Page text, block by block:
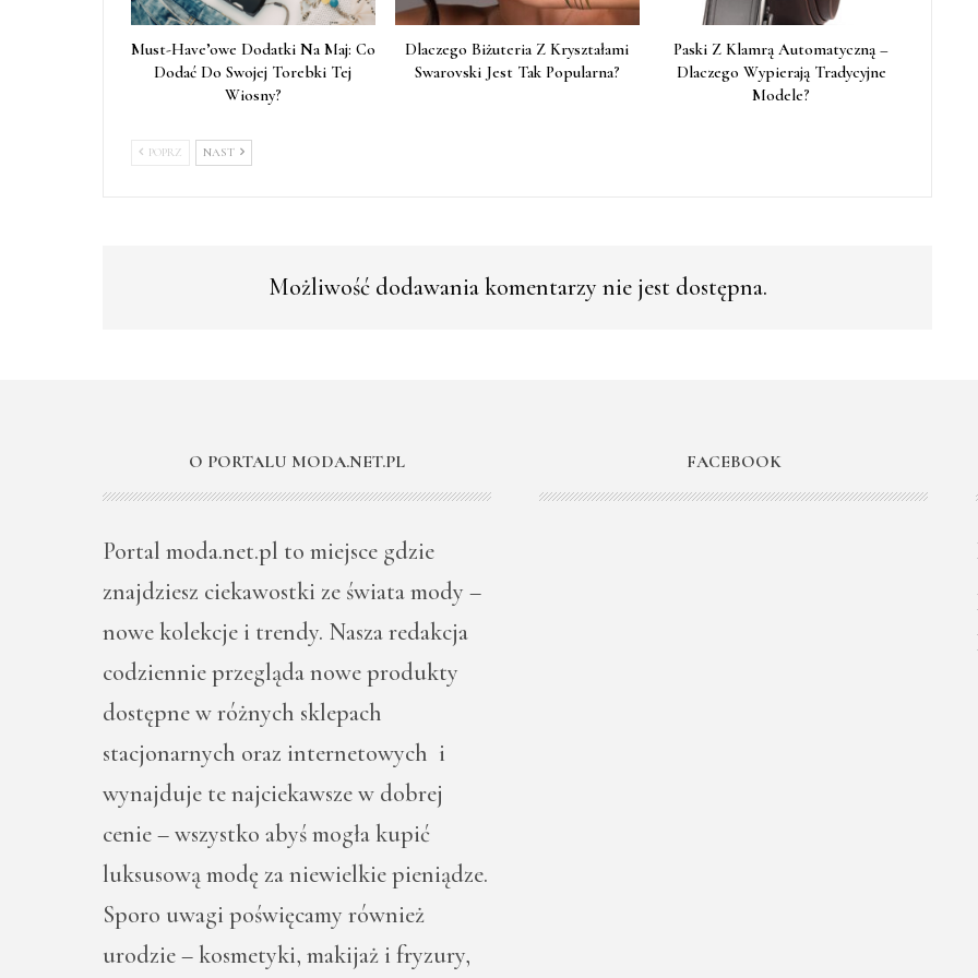
Must-Have’owe Dodatki Na Maj: Co
Dodać Do Swojej Torebki Tej
Wiosny?
Dlaczego Biżuteria Z Kryształami
Swarovski Jest Tak Popularna?
Paski Z Klamrą Automatyczną –
Dlaczego Wypierają Tradycyjne
Modele?
POPRZ NAST
Możliwość dodawania komentarzy nie jest dostępna.
O PORTALU MODA.NET.PL
Portal moda.net.pl to miejsce gdzie
znajdziesz ciekawostki ze świata mody –
nowe kolekcje i trendy. Nasza redakcja
codziennie przegląda nowe produkty
dostępne w różnych sklepach
stacjonarnych oraz internetowych i
wynajduje te najciekawsze w dobrej
cenie – wszystko abyś mogła kupić
luksusową modę za niewielkie pieniądze.
Sporo uwagi poświęcamy również
urodzie – kosmetyki, makijaż i fryzury,
FACEBOOK